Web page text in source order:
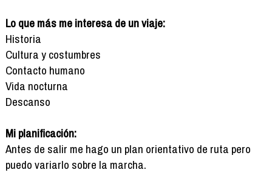
Lo que más me interesa de un viaje:
Historia
Cultura y costumbres
Contacto humano
Vida nocturna
Descanso
Mi planificación:
Antes de salir me hago un plan orientativo de ruta pero
puedo variarlo sobre la marcha.